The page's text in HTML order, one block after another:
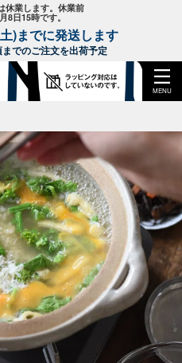
休業します。休業前
8日15時です。
)までに発送します
でのご注文を出荷予定
MENU